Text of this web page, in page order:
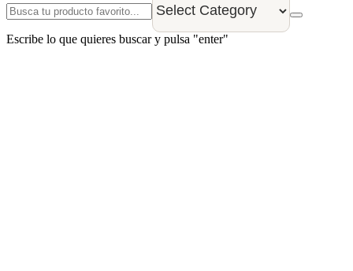
Escribe lo que quieres buscar y pulsa "enter"